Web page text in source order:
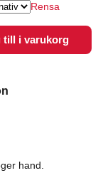
Rensa
till i varukorg
hand.